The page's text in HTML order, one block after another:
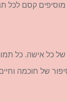
קסם לכל
כל אישה. כל
של חוכמה וחיים